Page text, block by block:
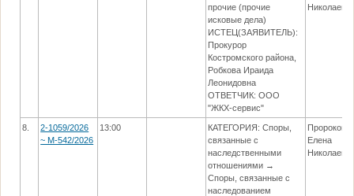
прочие (прочие
исковые дела)
ИСТЕЦ(ЗАЯВИТЕЛЬ):
Прокурор
Костромского района,
Робкова Ираида
Леонидовна
ОТВЕТЧИК: ООО
"ЖКХ-сервис"
8.
2-1059/2026
~ М-542/2026
13:00
КАТЕГОРИЯ: Споры,
связанные с
наследственными
отношениями →
Споры, связанные с
наследованием
Пророкова
Елена